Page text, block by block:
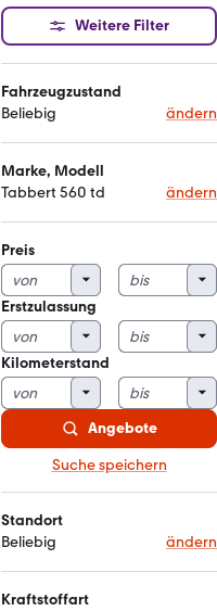
Weitere Filter
Fahrzeugzustand
Beliebig
ändern
Marke, Modell
Tabbert 560 td
ändern
Preis
Erstzulassung
Kilometerstand
Angebote
Suche speichern
Standort
Beliebig
ändern
Kraftstoffart